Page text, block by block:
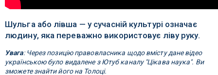
Шульга або лівша — у сучасній культурі означає
людину, яка переважно використовує ліву руку.
Увага: Через позицію правовласника щодо вмісту дане відео
українською було видалене з Ютуб каналу "Цікава наука". Ви
зможете знайти його на Толоці.